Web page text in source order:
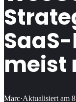
meist
Marc·Aktualisiert am